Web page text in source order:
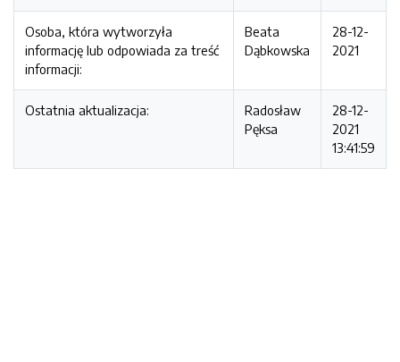
Osoba, która wytworzyła
informację lub odpowiada za treść
informacji:
Beata
Dąbkowska
28-12-
2021
Ostatnia aktualizacja:
Radosław
Pęksa
28-12-
2021
13:41:59